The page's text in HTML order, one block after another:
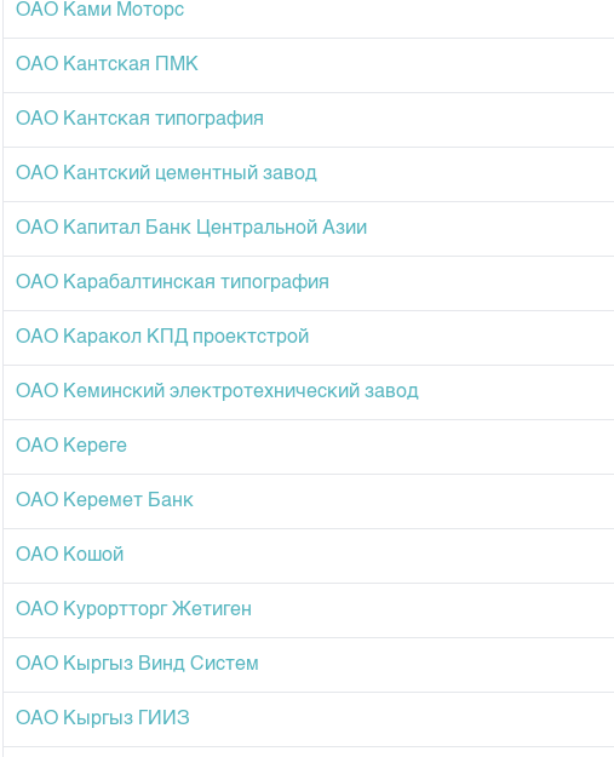
Cтратегия развития
Корпоративные документы
Контакты
ОАО Ками Моторс
ОАО Кантская ПМК
ОАО Кантская типография
ОАО Кантский цементный завод
ОАО Капитал Банк Центральной Азии
ОАО Карабалтинская типография
ОАО Каракол КПД проектстрой
ОАО Кеминский электротехнический завод
ОАО Кереге
ОАО Керемет Банк
ОАО Кошой
ОАО Курортторг Жетиген
ОАО Кыргыз Винд Систем
ОАО Кыргыз ГИИЗ